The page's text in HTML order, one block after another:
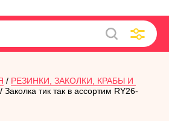
/ РЕЗИНКИ, ЗАКОЛКИ, КРАБЫ И
/ Заколка тик так в ассортим RY26-